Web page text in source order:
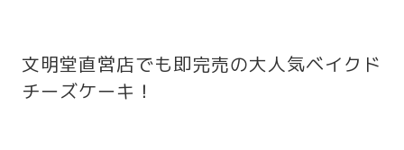
文明堂直営店でも即完売の大人気ベイクド
チーズケーキ！